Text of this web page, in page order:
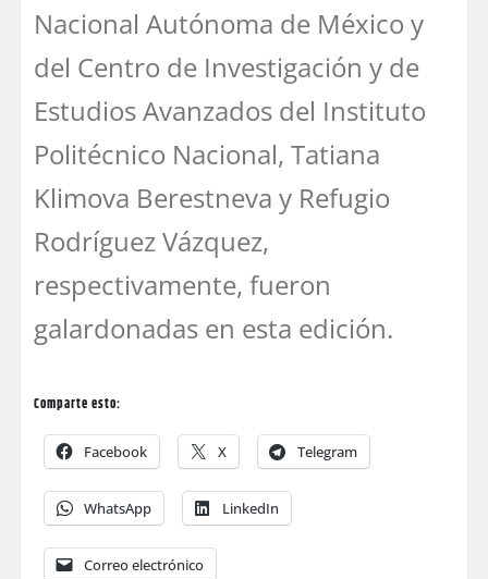
Nacional Autónoma de México y
del Centro de Investigación y de
Estudios Avanzados del Instituto
Politécnico Nacional, Tatiana
Klimova Berestneva y Refugio
Rodríguez Vázquez,
respectivamente, fueron
galardonadas en esta edición.
Comparte esto:
Facebook X Telegram
WhatsApp LinkedIn
Correo electrónico